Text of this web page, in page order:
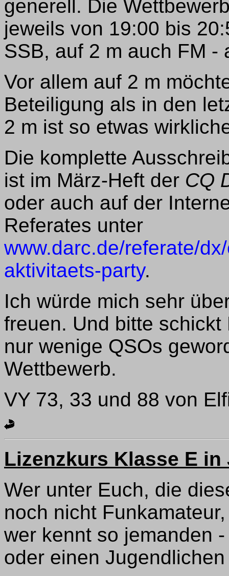
generell. Die
jeweils von 19:00 bis
SSB, auf 2 m auch FM -
Vor allem auf 2 m
Beteiligung als in den
2 m ist so etwas
Die komplette
ist im März-Heft der CQ
oder auch auf der
Referates unter
www.darc.de/referate/
aktivitaets-party.
Ich würde mich sehr
freuen. Und bitte
nur wenige QSOs
Wettbewerb.
VY 73, 33 und 88 von
Lizenzkurs Klasse E
Wer unter Euch, die
noch nicht
wer kennt so jemanden
oder einen